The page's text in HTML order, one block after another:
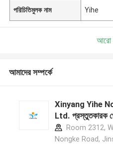
পরিচিতিমুলক নাম Yihe
আরো
আমাদের সম্পর্কে
Xinyang Yihe
Ltd. প্রস্তুতকারক
Room 2312,
Nongke Road,